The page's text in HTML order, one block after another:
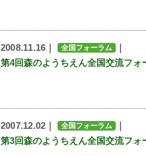
2008.11.16｜ 全国フォーラム ｜
第4回森のようちえん全国交流フ
2007.12.02｜ 全国フォーラム ｜
第3回森のようちえん全国交流フ